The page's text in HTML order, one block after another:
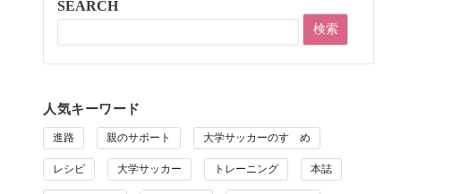
SEARCH
人気キーワード
進路 親のサポート 大学サッカーのすゝめ
レシピ 大学サッカー トレーニング 本誌